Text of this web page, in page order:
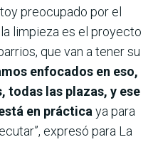
preocupado por el
limpieza es el proyecto
que van a tener su
enfocados en eso,
todas las plazas, y ese
en práctica ya para
expresó para La